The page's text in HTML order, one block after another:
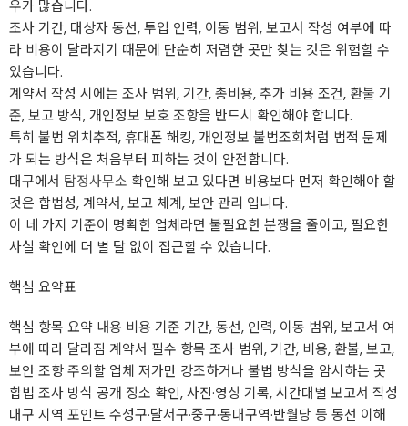
우가 많습니다.
조사 기간, 대상자 동선, 투입 인력, 이동 범위, 보고서 작성 여부에 따
라 비용이 달라지기 때문에 단순히 저렴한 곳만 찾는 것은 위험할 수
있습니다.
계약서 작성 시에는 조사 범위, 기간, 총비용, 추가 비용 조건, 환불 기
준, 보고 방식, 개인정보 보호 조항을 반드시 확인해야 합니다.
특히 불법 위치추적, 휴대폰 해킹, 개인정보 불법조회처럼 법적 문제
가 되는 방식은 처음부터 피하는 것이 안전합니다.
대구에서 탐정사무소 확인해 보고 있다면 비용보다 먼저 확인해야 할
것은 합법성, 계약서, 보고 체계, 보안 관리 입니다.
이 네 가지 기준이 명확한 업체라면 불필요한 분쟁을 줄이고, 필요한
사실 확인에 더 별 탈 없이 접근할 수 있습니다.
핵심 요약표
핵심 항목 요약 내용 비용 기준 기간, 동선, 인력, 이동 범위, 보고서 여
부에 따라 달라짐 계약서 필수 항목 조사 범위, 기간, 비용, 환불, 보고,
보안 조항 주의할 업체 저가만 강조하거나 불법 방식을 암시하는 곳
합법 조사 방식 공개 장소 확인, 사진·영상 기록, 시간대별 보고서 작성
대구 지역 포인트 수성구·달서구·중구·동대구역·반월당 등 동선 이해